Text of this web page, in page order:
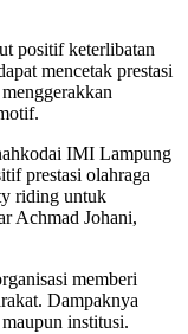
positif keterlibatan
mencetak prestasi
IMI Lampung
prestasi olahraga
riding untuk
Achmad Johani,
memberi
Dampaknya
institusi.